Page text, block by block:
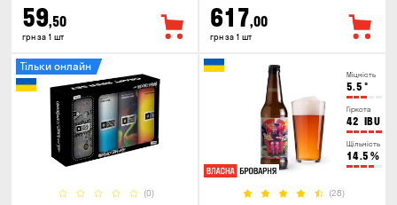
59,50
грн за 1 шт
617,00
грн за 1 шт
(0)
Тільки онлайн
Міцність
5.5 °
Гіркота
42 IBU
Щільність
14.5 %
(28)